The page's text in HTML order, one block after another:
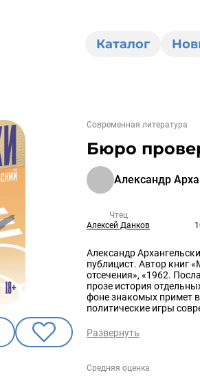
Каталог
Современная литература
Бюро
Александр
Чтец
Алексей Данков
Александр
публицист. Автор книг
отсечения», «1962.
прозе история
фоне знакомых примет
политические игры
Развернуть
Средняя оценка